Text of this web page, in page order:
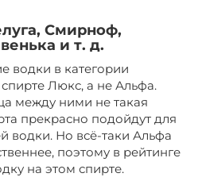
Смирноф,
и т. д.
водки в категории
Люкс, а не Альфа.
между ними не такая
прекрасно подойдут для
водки. Но всё-таки Альфа
поэтому в рейтинге
на этом спирте.